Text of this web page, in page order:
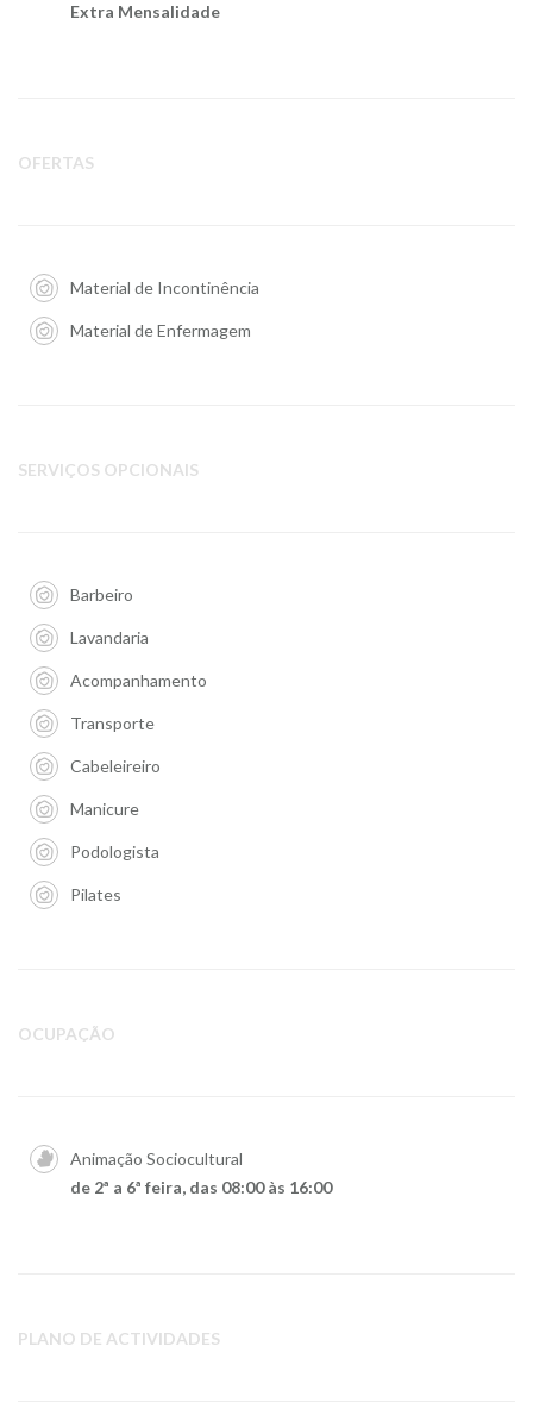
Extra Mensalidade
OFERTAS
Material de Incontinência
Material de Enfermagem
SERVIÇOS OPCIONAIS
Barbeiro
Lavandaria
Acompanhamento
Transporte
Cabeleireiro
Manicure
Podologista
Pilates
OCUPAÇÃO
Animação Sociocultural
de 2ª a 6ª feira, das 08:00 às 16:00
PLANO DE ACTIVIDADES